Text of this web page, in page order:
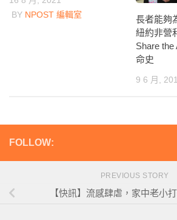
BY NPOST 編輯室
長者能夠
紐約非營
Share
命史
9 6 月,
FOLLOW:
PREVIOUS STORY
【快訊】流感肆虐，家中老小